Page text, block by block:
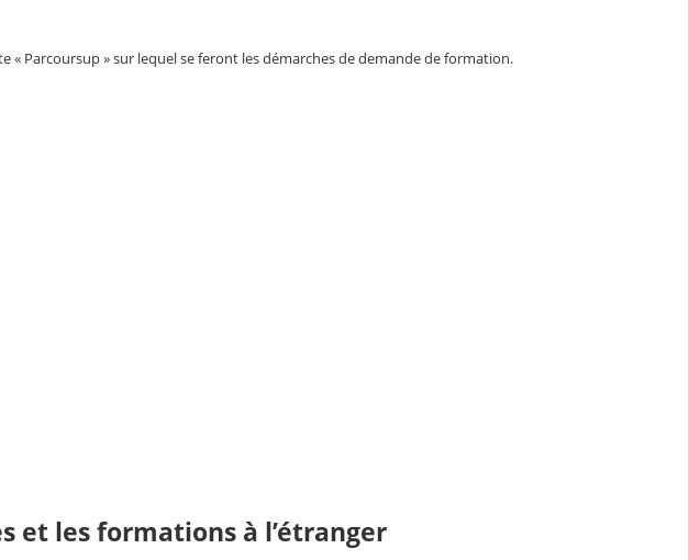
Parcoursup » sur lequel se feront les démarches de demande de formation.
et les formations à l’étranger